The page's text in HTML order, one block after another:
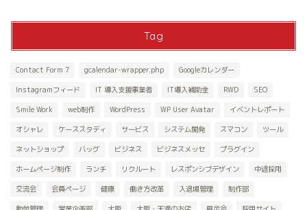
Tag
Contact Form 7 gcalendar-wrapper.php Googleカレンダー
Instagramフィード IT 導入支援事業者 IT導入補助金 RWD SEO
Smile Work web制作 WordPress WP User Avatar イベントレポート
オシャレ ケーススタディ サービス システム開発 スマコン ツール
ネットショップ バッグ ビジネス ビジネスメッセ プラグイン
ホームページ制作 ランチ リクルート レスポンシブデザイン 中途採用
交流会 会員ページ 健康 働き方改革 入退場管理 制作部